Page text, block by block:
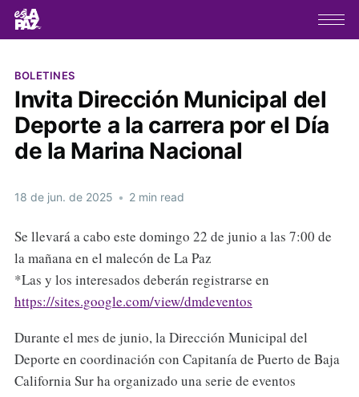
BOLETINES
Invita Dirección Municipal del
Deporte a la carrera por el Día
de la Marina Nacional
18 de jun. de 2025 • 2 min read
Se llevará a cabo este domingo 22 de junio a las 7:00 de
la mañana en el malecón de La Paz
*Las y los interesados deberán registrarse en
https://sites.google.com/view/dmdeventos
Durante el mes de junio, la Dirección Municipal del
Deporte en coordinación con Capitanía de Puerto de Baja
California Sur ha organizado una serie de eventos